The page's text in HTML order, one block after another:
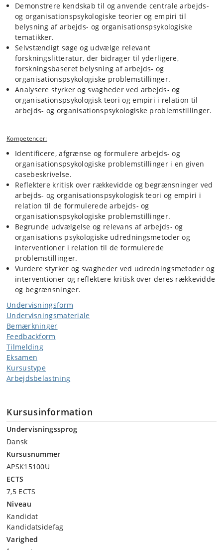
Demonstrere kendskab til og anvende centrale arbejds-
og organisationspsykologiske teorier og empiri til
belysning af arbejds- og organisationspsykologiske
tematikker.
Selvstændigt søge og udvælge relevant
forskningslitteratur, der bidrager til yderligere,
forskningsbaseret belysning af arbejds- og
organisationspsykologiske problemstillinger.
Analysere styrker og svagheder ved arbejds- og
organisationspsykologisk teori og empiri i relation til
arbejds- og organisationspsykologiske problemstillinger.
Kompetencer:
Identificere, afgrænse og formulere arbejds- og
organisationspsykologiske problemstillinger i en given
casebeskrivelse.
Reflektere kritisk over rækkevidde og begrænsninger ved
arbejds- og organisationspsykologisk teori og empiri i
relation til de formulerede arbejds- og
organisationspsykologiske problemstillinger.
Begrunde udvælgelse og relevans af arbejds- og
organisations psykologiske udredningsmetoder og
interventioner i relation til de formulerede
problemstillinger.
Vurdere styrker og svagheder ved udredningsmetoder og
interventioner og reflektere kritisk over deres rækkevidde
og begrænsninger.
Undervisningsform
Undervisningsmateriale
Bemærkninger
Feedbackform
Tilmelding
Eksamen
Kursustype
Arbejdsbelastning
Kursusinformation
Undervisningssprog
Dansk
Kursusnummer
APSK15100U
ECTS
7,5 ECTS
Niveau
Kandidat
Kandidatsidefag
Varighed